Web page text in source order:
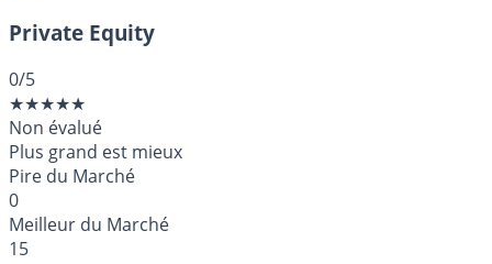
Private Equity
0/5
★★★★★
Non évalué
Plus grand est mieux
Pire du Marché
0
Meilleur du Marché
15